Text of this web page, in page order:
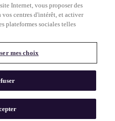
le logo MG et le fil bleu-gris
Match Group Americas, LLC.
propriété de leurs détenteurs
Internet, vous proposer des
vos centres d'intérêt, et activer
plateformes sociales telles
mes choix